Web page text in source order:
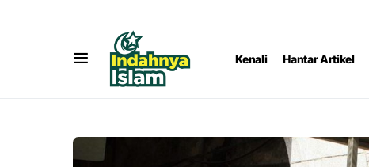
Kenali Hantar Artikel